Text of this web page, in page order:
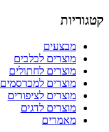
קטגוריות
מבצעים
מוצרים לכלבים
מוצרים לחתולים
מוצרים למכרסמים
מוצרים לציפורים
מוצרים לדגים
מאמרים